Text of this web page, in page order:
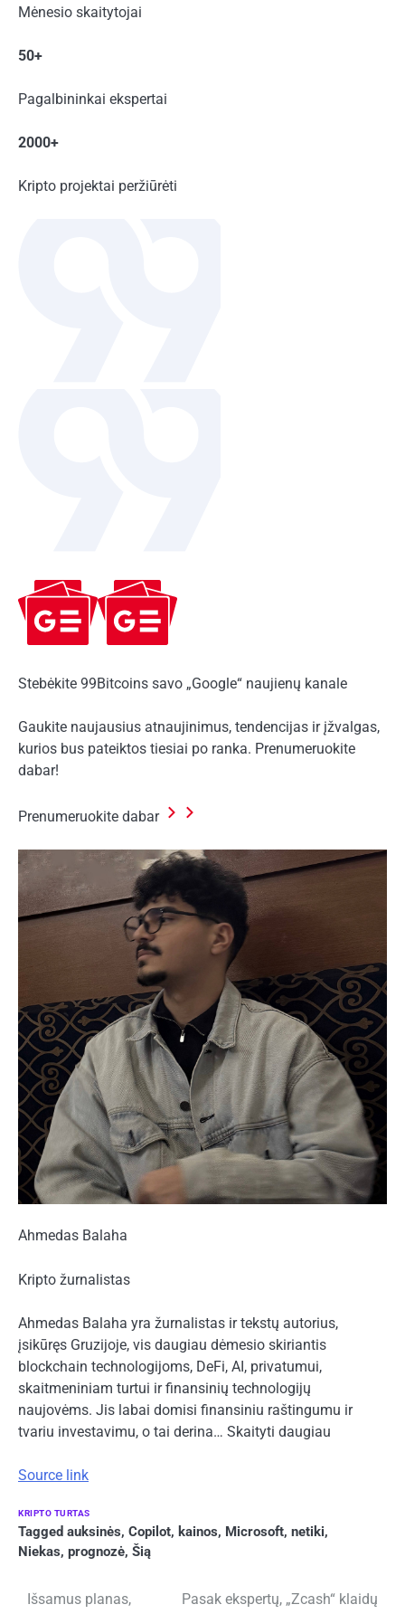
Mėnesio skaitytojai
50+
Pagalbininkai ekspertai
2000+
Kripto projektai peržiūrėti
Stebėkite 99Bitcoins savo „Google“ naujienų kanale
Gaukite naujausius atnaujinimus, tendencijas ir įžvalgas,
kurios bus pateiktos tiesiai po ranka. Prenumeruokite
dabar!
Prenumeruokite dabar
Ahmedas Balaha
Kripto žurnalistas
Ahmedas Balaha yra žurnalistas ir tekstų autorius,
įsikūręs Gruzijoje, vis daugiau dėmesio skiriantis
blockchain technologijoms, DeFi, AI, privatumui,
skaitmeniniam turtui ir finansinių technologijų
naujovėms. Jis labai domisi finansiniu raštingumu ir
tvariu investavimu, o tai derina… Skaityti daugiau
Source link
KRIPTO TURTAS
Tagged auksinės, Copilot, kainos, Microsoft, netiki,
Niekas, prognozė, Šią
Navigacija
Išsamus planas,
Pasak ekspertų, „Zcash“ klaidų